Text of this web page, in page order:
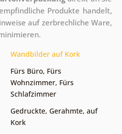
Produkte handelt,
auf zerbrechliche Ware,
Wandbilder auf Kork
Fürs Büro, Fürs
Wohnzimmer, Fürs
Schlafzimmer
Gedruckte, Gerahmte, auf
Kork